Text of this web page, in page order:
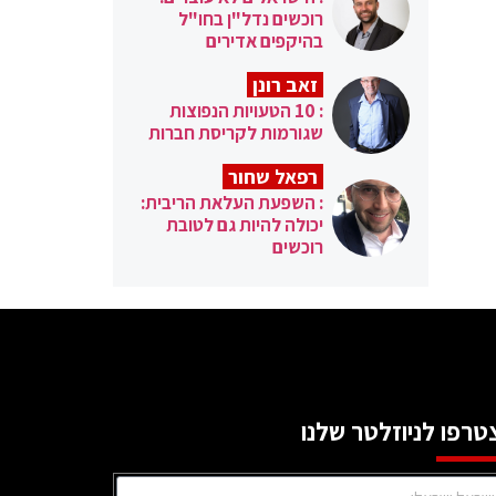
רוכשים נדל"ן בחו"ל
בהיקפים אדירים
זאב רונן
: 10 הטעויות הנפוצות
שגורמות לקריסת חברות
רפאל שחור
: השפעת העלאת הריבית:
יכולה להיות גם לטובת
רוכשים
לניוזלטר שלנו